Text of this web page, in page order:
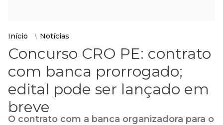
Início Notícias
Concurso CRO PE: contrato
com banca prorrogado;
edital pode ser lançado em
breve
O contrato com a banca organizadora para o